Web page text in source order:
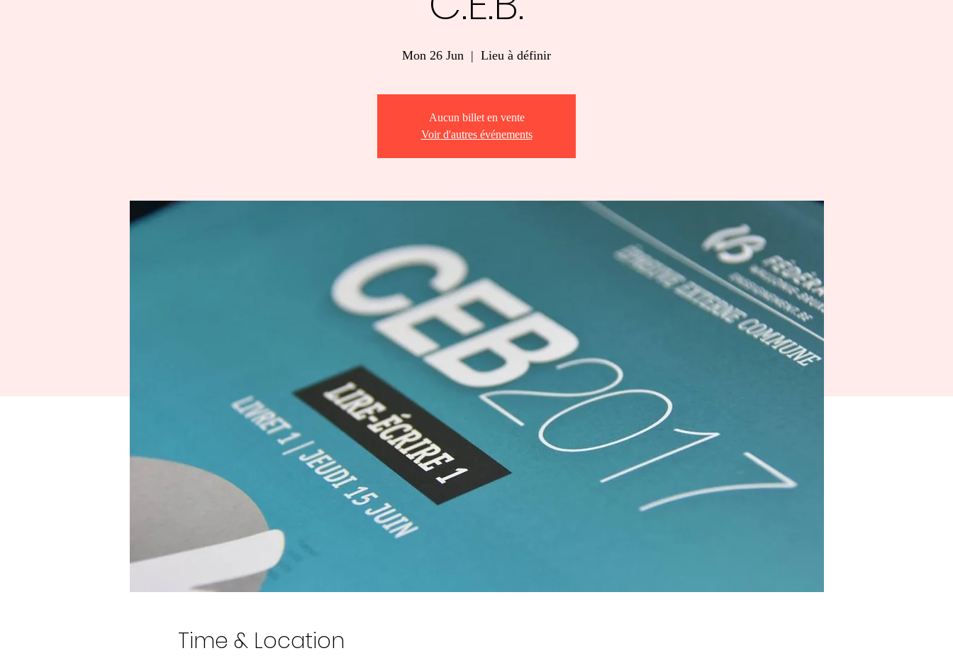
Mon 26 Jun
  |
Lieu à définir
Aucun billet en vente
Voir d'autres événements
Time & Location